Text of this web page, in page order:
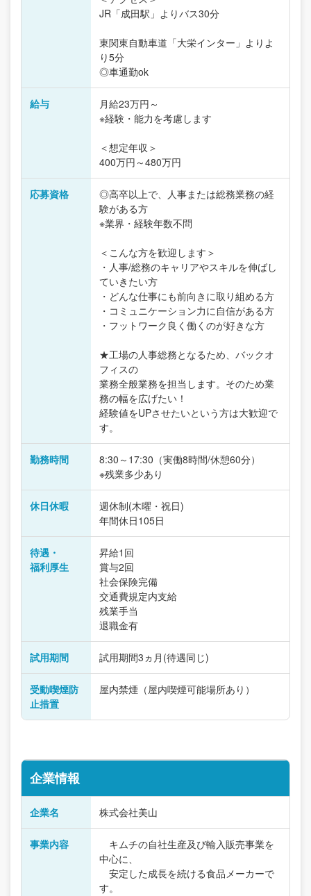
JR「成田駅」よりバス30分
東関東自動車道「大栄インター」よりよ
り5分
◎車通勤ok
給与
月給23万円～
※経験・能力を考慮します
＜想定年収＞
400万円～480万円
応募資格
◎高卒以上で、人事または総務業務の経
験がある方
※業界・経験年数不問
＜こんな方を歓迎します＞
・人事/総務のキャリアやスキルを伸ばし
ていきたい方
・どんな仕事にも前向きに取り組める方
・コミュニケーション力に自信がある方
・フットワーク良く働くのが好きな方
★工場の人事総務となるため、バックオ
フィスの
業務全般業務を担当します。そのため業
務の幅を広げたい！
経験値をUPさせたいという方は大歓迎で
す。
勤務時間
8:30～17:30（実働8時間/休憩60分）
※残業多少あり
休日休暇
週休制(木曜・祝日)
年間休日105日
待遇・
福利厚生
昇給1回
賞与2回
社会保険完備
交通費規定内支給
残業手当
退職金有
試用期間 試用期間3ヵ月(待遇同じ)
受動喫煙防
止措置
屋内禁煙（屋内喫煙可能場所あり）
企業情報
企業名 株式会社美山
事業内容
キムチの自社生産及び輸入販売事業を
中心に、
安定した成長を続ける食品メーカーで
す。